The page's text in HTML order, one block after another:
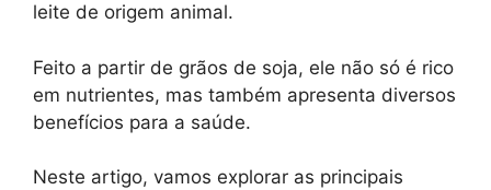
leite de origem animal.
Feito a partir de grãos de soja, ele não só é rico
em nutrientes, mas também apresenta diversos
benefícios para a saúde.
Neste artigo, vamos explorar as principais